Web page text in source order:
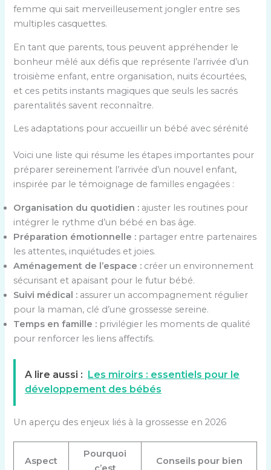
femme qui sait merveilleusement jongler entre ses
multiples casquettes.
En tant que parents, tous peuvent appréhender le
bonheur mêlé aux défis que représente l’arrivée d’un
troisième enfant, entre organisation, nuits écourtées,
et ces petits instants magiques que seuls les sacrés
parentalités savent reconnaître.
Les adaptations pour accueillir un bébé avec sérénité
Voici une liste qui résume les étapes importantes pour
préparer sereinement l’arrivée d’un nouvel enfant,
inspirée par le témoignage de familles engagées :
Organisation du quotidien : ajuster les routines pour
intégrer le rythme d’un bébé en bas âge.
Préparation émotionnelle : partager entre partenaires
les attentes, inquiétudes et joies.
Aménagement de l’espace : créer un environnement
sécurisant et apaisant pour le futur bébé.
Suivi médical : assurer un accompagnement régulier
pour la maman, clé d’une grossesse sereine.
Temps en famille : privilégier les moments de qualité
pour renforcer les liens affectifs.
A lire aussi :
Les miroirs : essentiels pour le
développement des bébés
Un aperçu des enjeux liés à la grossesse en 2026
Aspect
Pourquoi
Conseils pour bien